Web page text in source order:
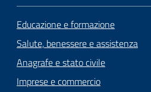
Educazione e formazione
Salute, benessere e assistenza
Anagrafe e stato civile
Imprese e commercio